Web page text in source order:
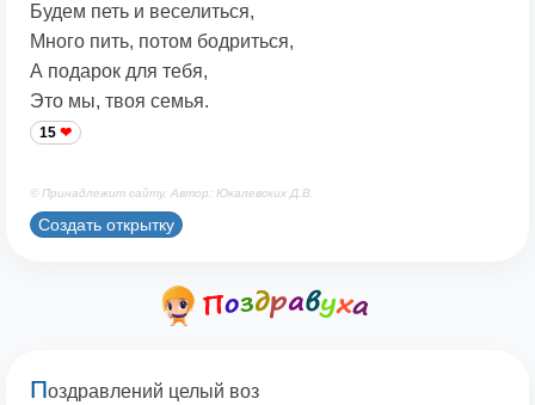
Будем петь и веселиться,
Много пить, потом бодриться,
А подарок для тебя,
Это мы, твоя семья.
15
© Принадлежит сайту. Автор: Юкалевских Д.В.
Создать открытку
Поздравлений целый воз